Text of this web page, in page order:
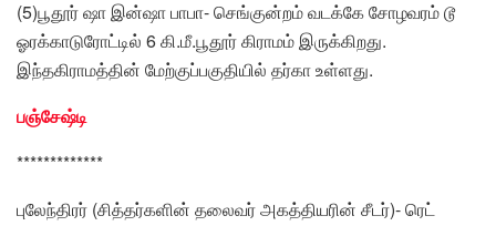
(5)பூதூர் ஷா இன்ஷா பாபா- செங்குன்றம் வடக்கே சோழவரம் டூ
ஓரக்காடுரோட்டில் 6 கி.மீ.பூதூர் கிராமம் இருக்கிறது.
இந்தகிராமத்தின் மேற்குப்பகுதியில் தர்கா உள்ளது.
பஞ்சேஷ்டி
*************
புலேந்திரர் (சித்தர்களின் தலைவர் அகத்தியரின் சீடர்)- ரெட்